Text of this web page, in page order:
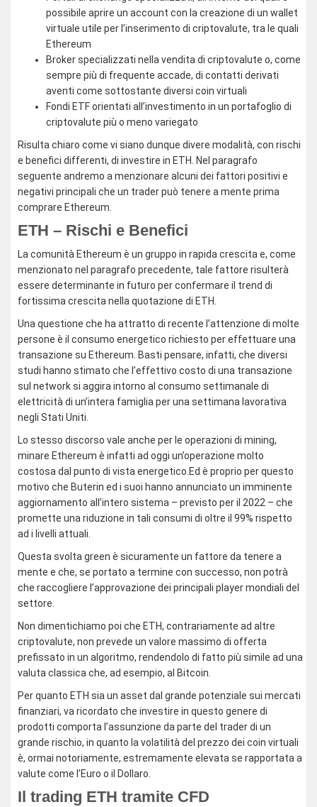
possibile aprire un account con la creazione di un wallet
virtuale utile per l’inserimento di criptovalute, tra le quali
Ethereum
Broker specializzati nella vendita di criptovalute o, come
sempre più di frequente accade, di contatti derivati
aventi come sottostante diversi coin virtuali
Fondi ETF orientati all’investimento in un portafoglio di
criptovalute più o meno variegato
Risulta chiaro come vi siano dunque divere modalità, con rischi
e benefici differenti, di investire in ETH. Nel paragrafo
seguente andremo a menzionare alcuni dei fattori positivi e
negativi principali che un trader può tenere a mente prima
comprare Ethereum.
ETH – Rischi e Benefici
La comunità Ethereum è un gruppo in rapida crescita e, come
menzionato nel paragrafo precedente, tale fattore risulterà
essere determinante in futuro per confermare il trend di
fortissima crescita nella quotazione di ETH.
Una questione che ha attratto di recente l’attenzione di molte
persone è il consumo energetico richiesto per effettuare una
transazione su Ethereum. Basti pensare, infatti, che diversi
studi hanno stimato che l’effettivo costo di una transazione
sul network si aggira intorno al consumo settimanale di
elettricità di un’intera famiglia per una settimana lavorativa
negli Stati Uniti.
Lo stesso discorso vale anche per le operazioni di mining,
minare Ethereum è infatti ad oggi un’operazione molto
costosa dal punto di vista energetico.Ed è proprio per questo
motivo che Buterin ed i suoi hanno annunciato un imminente
aggiornamento all’intero sistema – previsto per il 2022 – che
promette una riduzione in tali consumi di oltre il 99% rispetto
ad i livelli attuali.
Questa svolta green è sicuramente un fattore da tenere a
mente e che, se portato a termine con successo, non potrà
che raccogliere l’approvazione dei principali player mondiali del
settore.
Non dimentichiamo poi che ETH, contrariamente ad altre
criptovalute, non prevede un valore massimo di offerta
prefissato in un algoritmo, rendendolo di fatto più simile ad una
valuta classica che, ad esempio, al Bitcoin.
Per quanto ETH sia un asset dal grande potenziale sui mercati
finanziari, va ricordato che investire in questo genere di
prodotti comporta l’assunzione da parte del trader di un
grande rischio, in quanto la volatilità del prezzo dei coin virtuali
è, ormai notoriamente, estremamente elevata se rapportata a
valute come l’Euro o il Dollaro.
Il trading ETH tramite CFD